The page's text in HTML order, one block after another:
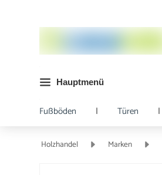
Hauptmenü
Fußböden | Türen |
Holzhandel Marken